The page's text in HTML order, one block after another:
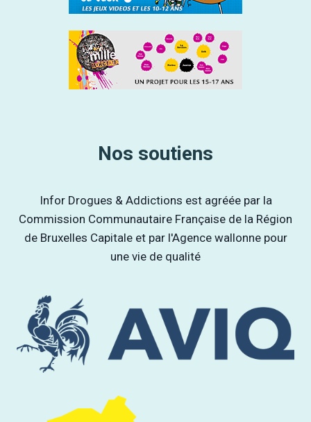
Nos soutiens
Infor Drogues & Addictions est agréée par la
Commission Communautaire Française de la Région
de Bruxelles Capitale et par l'Agence wallonne pour
une vie de qualité